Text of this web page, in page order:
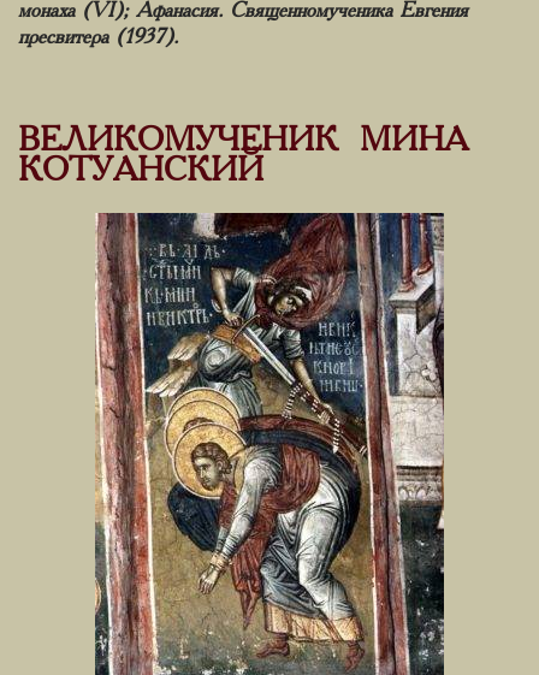
монаха (VI); Афанасия. Священномученика Евгения
пресвитера (1937).
ВЕЛИКОМУЧЕНИК МИНА
КОТУАНСКИЙ